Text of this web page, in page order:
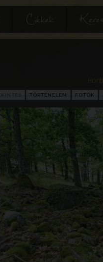
Cikkek
TÖRTÉNELEM FOTÓK